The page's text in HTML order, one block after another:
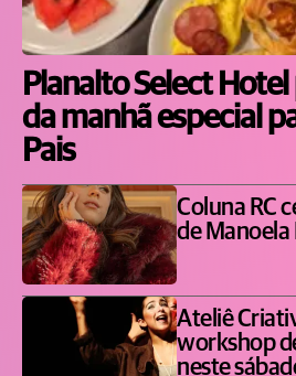
Planalto Select
da manhã especial
Pais
Coluna RC
de Manoela
Ateliê
workshop
neste